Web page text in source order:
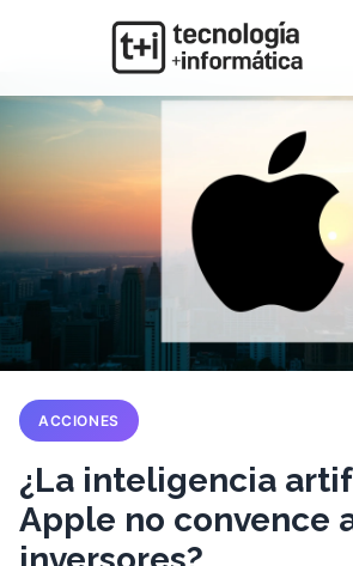
ACCIONES
¿La inteligencia
Apple no convence